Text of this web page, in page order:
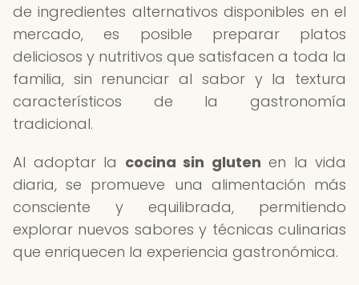
de ingredientes alternativos disponibles en el
mercado, es posible preparar platos
deliciosos y nutritivos que satisfacen a toda la
familia, sin renunciar al sabor y la textura
característicos de la gastronomía
tradicional.
Al adoptar la cocina sin gluten en la vida
diaria, se promueve una alimentación más
consciente y equilibrada, permitiendo
explorar nuevos sabores y técnicas culinarias
que enriquecen la experiencia gastronómica.